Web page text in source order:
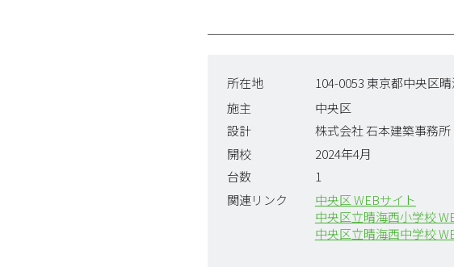
所在地 104-0053 東京都中央区
施主
中央区
設計
株式会社 石本建築事務所
開校
2024年4月
台数
1
関連リンク
中央区 WEBサイト
中央区立晴海西小学校
中央区立晴海西中学校